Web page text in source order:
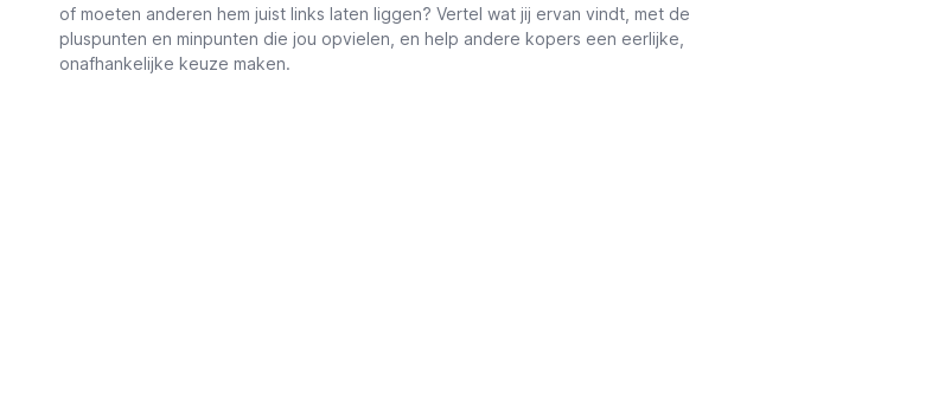
of moeten anderen hem juist links laten liggen? Vertel wat jij ervan vindt, met de
pluspunten en minpunten die jou opvielen, en help andere kopers een eerlijke,
onafhankelijke keuze maken.